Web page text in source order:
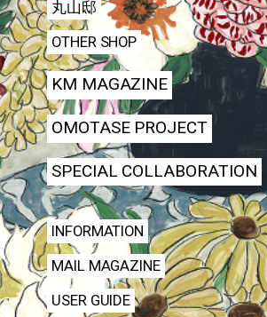
丸山邸
OTHER SHOP
KM MAGAZINE
OMOTASE PROJECT
SPECIAL COLLABORATION
INFORMATION
MAIL MAGAZINE
USER GUIDE